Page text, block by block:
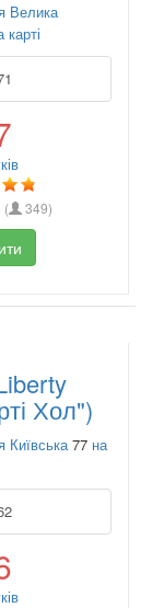
Велика
карті
( 349)
Хол")
Київська 77 на